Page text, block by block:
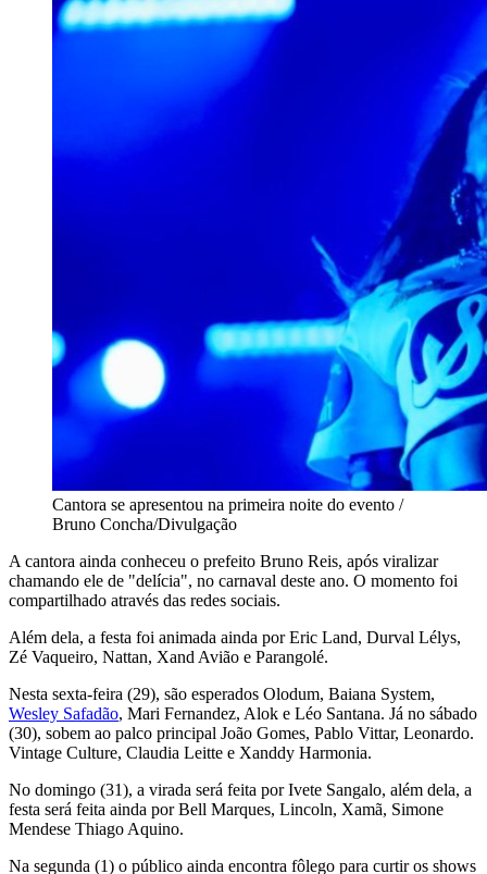
Cantora se apresentou na primeira noite do evento /
Bruno Concha/Divulgação
A cantora ainda conheceu o prefeito Bruno Reis, após viralizar
chamando ele de "delícia", no carnaval deste ano. O momento foi
compartilhado através das redes sociais.
Além dela, a festa foi animada ainda por Eric Land, Durval Lélys,
Zé Vaqueiro, Nattan, Xand Avião e Parangolé.
Nesta sexta-feira (29), são esperados Olodum, Baiana System,
Wesley Safadão, Mari Fernandez, Alok e Léo Santana. Já no sábado
(30), sobem ao palco principal João Gomes, Pablo Vittar, Leonardo.
Vintage Culture, Claudia Leitte e Xanddy Harmonia.
No domingo (31), a virada será feita por Ivete Sangalo, além dela, a
festa será feita ainda por Bell Marques, Lincoln, Xamã, Simone
Mendese Thiago Aquino.
Na segunda (1) o público ainda encontra fôlego para curtir os shows